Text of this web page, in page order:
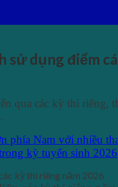
dụng điểm
qua các kỳ thi
phía Nam với nhiều
kỳ tuyển sinh 2026